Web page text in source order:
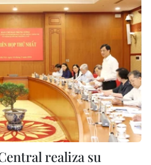
realiza su